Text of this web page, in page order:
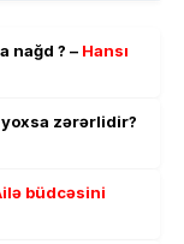
nağd ? – Hansı
yoxsa zərərlidir?
büdcəsini